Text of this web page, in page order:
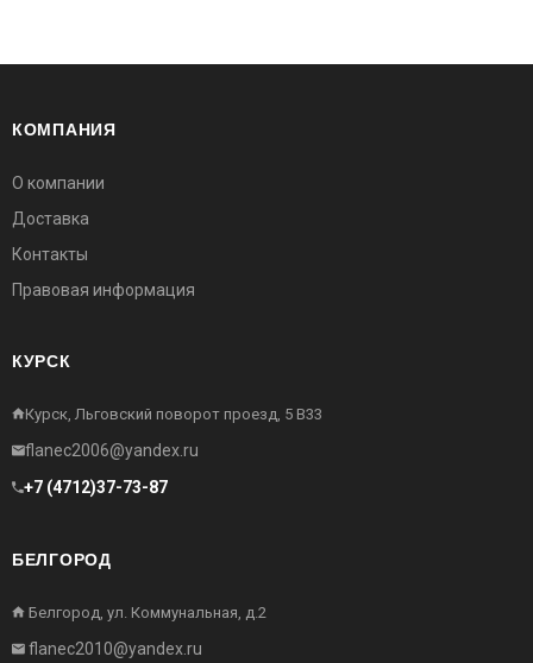
КОМПАНИЯ
О компании
Доставка
Контакты
Правовая информация
КУРСК
Курск, Льговский поворот проезд, 5 В33
flanec2006@yandex.ru
+7 (4712)37-73-87
БЕЛГОРОД
Белгород, ул. Коммунальная, д.2
flanec2010@yandex.ru